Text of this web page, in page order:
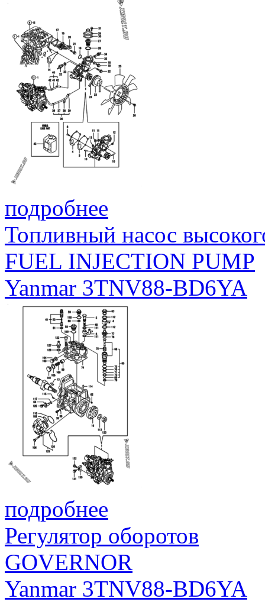
подробнее
Топливный насос
FUEL INJECTION PUMP
Yanmar 3TNV88-BD6YA
подробнее
Регулятор оборотов
GOVERNOR
Yanmar 3TNV88-BD6YA